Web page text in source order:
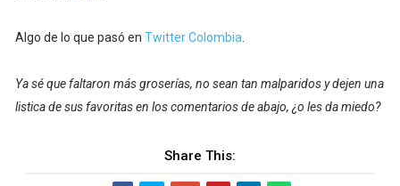
Algo de lo que pasó en Twitter Colombia.
Ya sé que faltaron más groserías, no sean tan malparidos y dejen una
listica de sus favoritas en los comentarios de abajo, ¿o les da miedo?
Share This: